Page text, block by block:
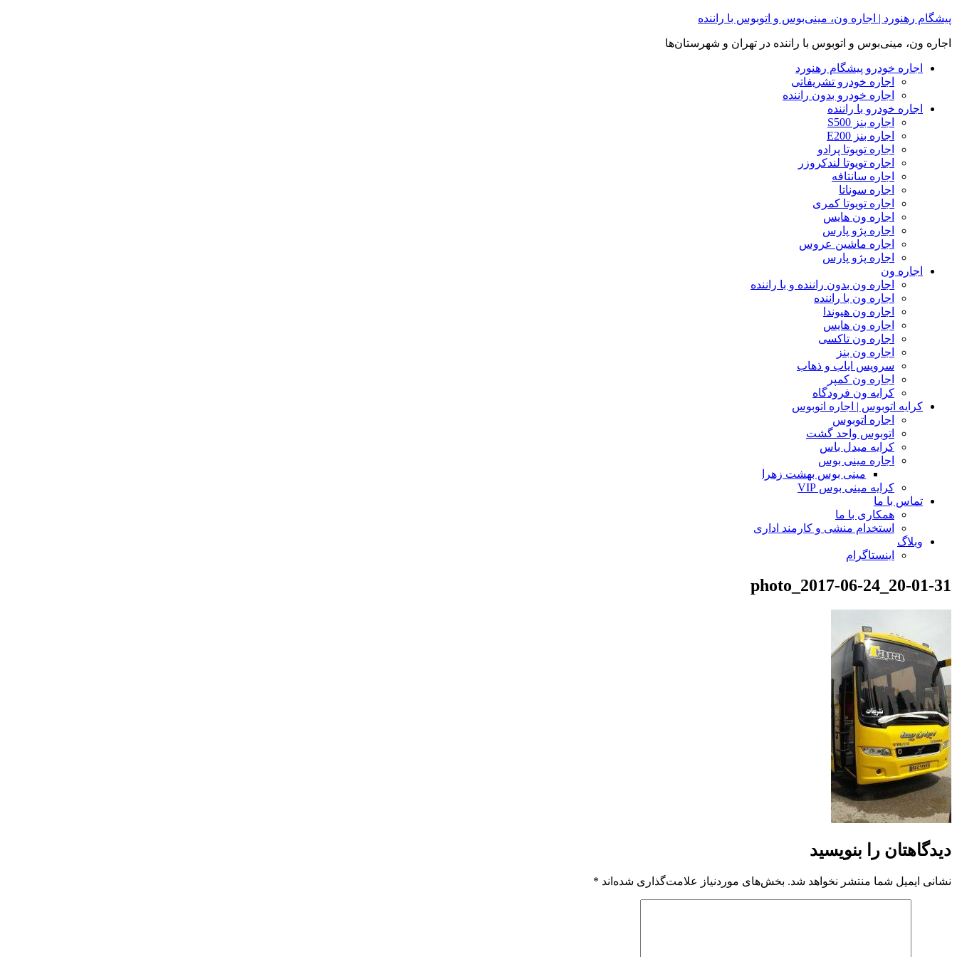
Skip
content
پیشگام رهنورد | اجاره ون، مینی‌بوس و اتوبوس با راننده
اجاره ون، مینی‌بوس و اتوبوس با راننده در تهران و شهرستان‌ها
اجاره خودرو پیشگام رهنورد
اجاره خودرو تشریفاتی
اجاره خودرو بدون راننده
اجاره خودرو با راننده
اجاره بنز S500
اجاره بنز E200
اجاره تویوتا پرادو
اجاره تویوتا لندکروزر
اجاره سانتافه
اجاره سوناتا
اجاره تویوتا کمری
اجاره ون هایس
اجاره پژو پارس
اجاره ماشین عروس
اجاره پژو پارس
اجاره ون
اجاره ون بدون راننده و با راننده
اجاره ون با راننده
اجاره ون هیوندا
اجاره ون هایس
اجاره ون تاکسی
اجاره ون بنز
سرویس ایاب و ذهاب
اجاره ون کمپر
کرایه ون فرودگاه
کرایه اتوبوس | اجاره اتوبوس
اجاره اتوبوس
اتوبوس واحد گشت
کرایه میدل باس
اجاره مینی بوس
مینی بوس بهشت زهرا
کرایه مینی بوس VIP
تماس با ما
همکاری با ما
استخدام منشی و کارمند اداری
وبلاگ
اینستاگرام
photo_2017-06-24_20-01-31
دیدگاهتان را بنویسید
نشانی ایمیل شما منتشر نخواهد شد. بخش‌های موردنیاز علامت‌گذاری شده‌اند *